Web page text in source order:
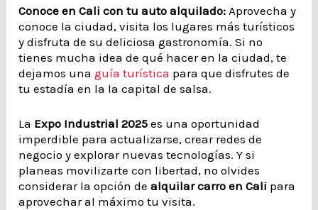
Conoce en Cali con tu auto alquilado: Aprovecha y
conoce la ciudad, visita los lugares más turísticos
y disfruta de su deliciosa gastronomía. Si no
tienes mucha idea de qué hacer en la ciudad, te
dejamos unaguía turística para que disfrutes de
tu estadía en la la capital de salsa.
La Expo Industrial 2025 es una oportunidad
imperdible para actualizarse, crear redes de
negocio y explorar nuevas tecnologías. Y si
planeas movilizarte con libertad, no olvides
considerar la opción dealquilar carro en Cali para
aprovechar al máximo tu visita.